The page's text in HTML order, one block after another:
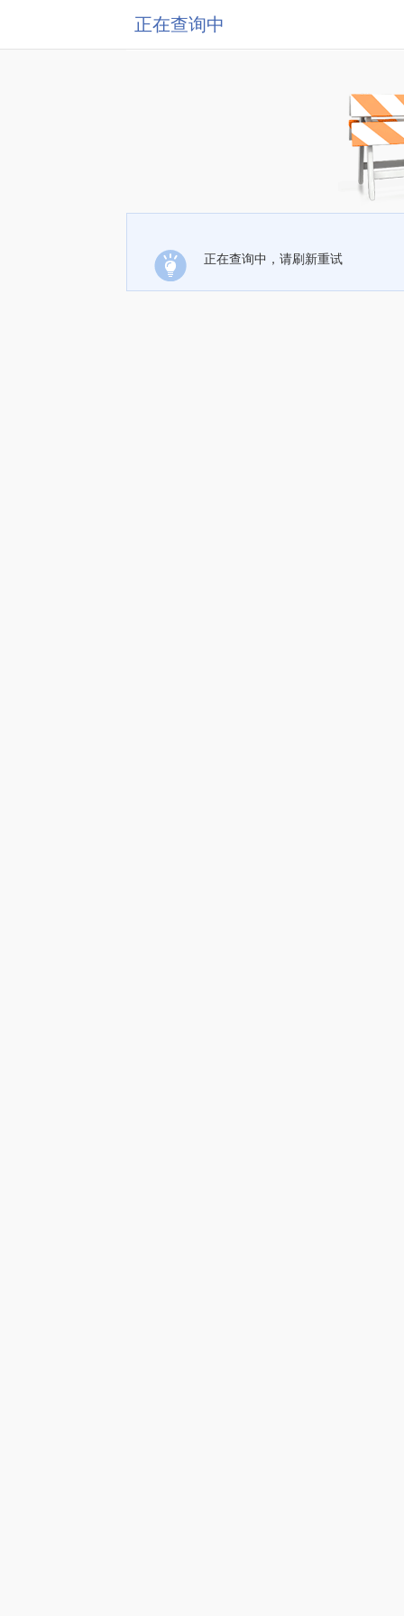
正在查询中
正在查询中，请刷新重试